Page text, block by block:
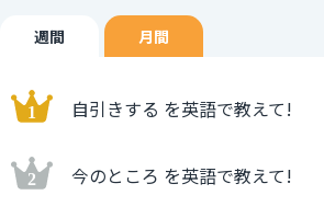
週間 月間
自引きする を英語で教えて!
今のところ を英語で教えて!